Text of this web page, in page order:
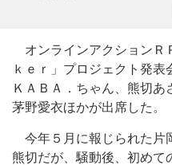
オンラインアクションＲ
ｋｅｒ」プロジェクト発表
ＫＡＢＡ．ちゃん、熊切あ
茅野愛衣ほかが出席した。
今年５月に報じられた片
熊切だが、騒動後、初めて